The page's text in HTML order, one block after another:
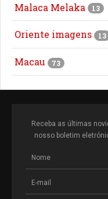
Malaca Melaka 13
Oriente imagens 13
Macau 73
Receba as últimas
nosso boletim